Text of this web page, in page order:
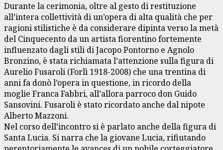
Durante la cerimonia, oltre al gesto di restituzione
all’intera collettività di un’opera di alta qualità che per
ragioni stilistiche è da considerare dipinta verso la metà
del Cinquecento da un artista fiorentino fortemente
influenzato dagli stili di Jacopo Pontorno e Agnolo
Bronzino, è stata richiamata l’attenzione sulla figura di
Aurelio Fusaroli (Forlì 1918-2008) che una trentina di
anni fa donò l’opera in questione, in ricordo della
moglie Franca Fabbri, all’allora parroco don Guido
Sansovini. Fusaroli è stato ricordato anche dal nipote
Alberto Mazzoni.
Nel corso dell’incontro si è parlato anche della figura di
Santa Lucia. Si narra che la giovane Lucia, rifiutando